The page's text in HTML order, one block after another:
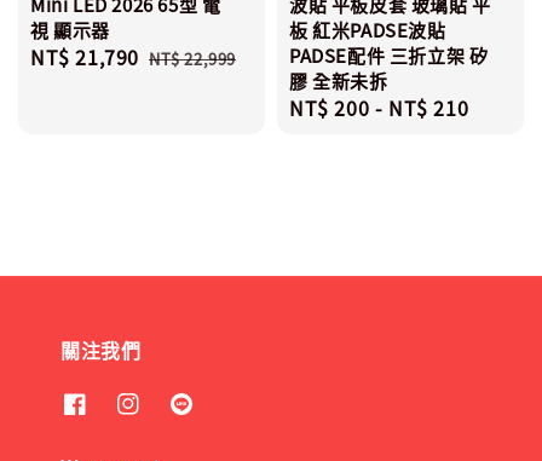
視 顯示器
Sale
NT$ 21,790 Regular
NT$ 22,999
板 紅米PADSE波貼
PADSE配件 三折立架 矽
膠 全新未拆
Regular
NT$ 200 - NT$ 210
關注我們